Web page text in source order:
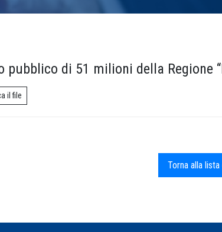
pubblico di 51 milioni della Regione
il file
Torna alla